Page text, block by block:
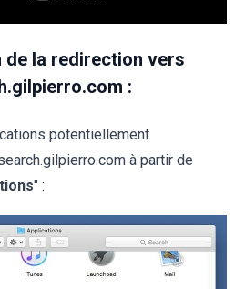
de la redirection vers
:
potentiellement
à partir de
" :